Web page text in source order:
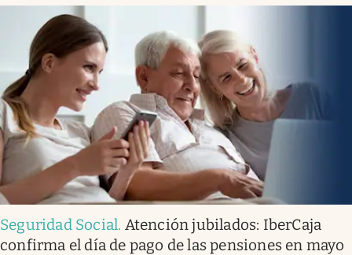
Seguridad Social. Atención jubilados: IberCaja
confirma el día de pago de las pensiones en mayo